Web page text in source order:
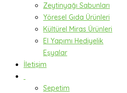
Zeytinyağı Sabunları
Yöresel Gıda Ürünleri
Kültürel Miras Ürünleri
El Yapımı Hediyelik
Eşyalar
İletişim
Sepetim